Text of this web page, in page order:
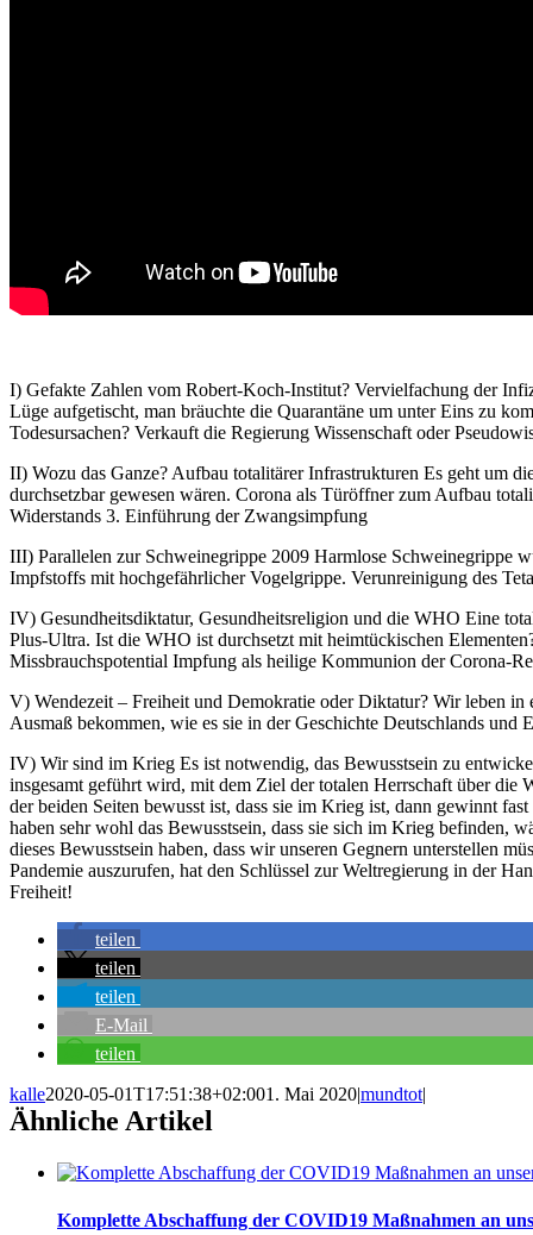
I) Gefakte Zahlen vom Robert-Koch-Institut? Vervielfachung der
Lüge aufgetischt, man bräuchte die Quarantäne um unter Eins zu
Todesursachen? Verkauft die Regierung Wissenschaft oder
II) Wozu das Ganze? Aufbau totalitärer Infrastrukturen Es geht um
durchsetzbar gewesen wären. Corona als Türöffner zum Aufbau
Widerstands 3. Einführung der Zwangsimpfung
III) Parallelen zur Schweinegrippe 2009 Harmlose Schweinegrippe
Impfstoffs mit hochgefährlicher Vogelgrippe. Verunreinigung des
IV) Gesundheitsdiktatur, Gesundheitsreligion und die WHO Eine
Plus-Ultra. Ist die WHO ist durchsetzt mit heimtückischen
Missbrauchspotential Impfung als heilige Kommunion der Corona-
V) Wendezeit – Freiheit und Demokratie oder Diktatur? Wir leben
Ausmaß bekommen, wie es sie in der Geschichte Deutschlands und
IV) Wir sind im Krieg Es ist notwendig, das Bewusstsein zu
insgesamt geführt wird, mit dem Ziel der totalen Herrschaft über die
der beiden Seiten bewusst ist, dass sie im Krieg ist, dann gewinnt
haben sehr wohl das Bewusstsein, dass sie sich im Krieg befinden,
dieses Bewusstsein haben, dass wir unseren Gegnern unterstellen
Pandemie auszurufen, hat den Schlüssel zur Weltregierung in der
Freiheit!
teilen
teilen
teilen
E-Mail
teilen
kalle2020-05-01T17:51:38+02:001. Mai 2020|mundtot|
Ähnliche Artikel
Komplette Abschaffung der COVID19 Maßnahmen an